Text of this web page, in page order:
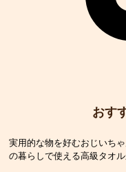
おす
実用的な物を好むおじいち
の暮らしで使える高級タオル